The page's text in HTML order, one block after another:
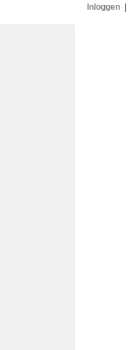
Inloggen